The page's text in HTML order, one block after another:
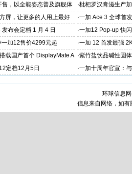
代工厂
，以全能姿态普及旗舰体
·枇杷罗汉膏滋生产
家
屏，让更多的人用上最好
·一加 Ace 3 全球首
屏幕体验
布会定档 1 月 4 日 ·一加12 Pop-up 快
加12售价4299元起 ·一加 12 首发最强
载国产首个 DisplayMate A ·紫竹盐饮品碱性固
工
定档12月5日 ·一加十周年官宣：
环球信息
信息来自网络，如